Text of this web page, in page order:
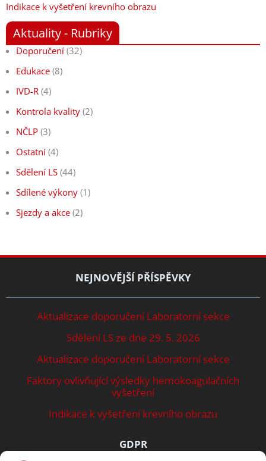
Indikace k vyšetření krevního obrazu
Aktuality - Rubriky
Doporučení (32)
Edukace (8)
IVD-R (4)
Kontrola kvality (2)
NČLP (3)
Ostatní (4)
Sdělení LS (44)
Sdílené výkony (1)
Sjezdy a akce (2)
NEJNOVĚJŠÍ PŘÍSPĚVKY
Aktualizace doporučení Laboratorní sekce
Sdělení LS ze dne 29. 5. 2026
Aktualizace doporučení Laboratorní sekce
Faktory ovlivňující výsledky hemokoagulačních
vyšetření
Indikace k vyšetření krevního obrazu
GDPR